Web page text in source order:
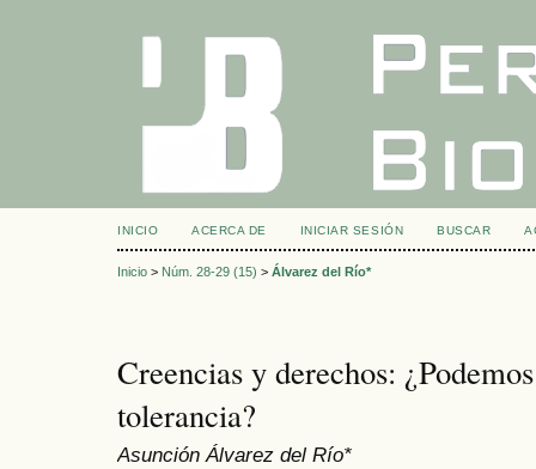
INICIO ACERCA DE INICIAR SESIÓN BUSCAR
Inicio > Núm. 28-29 (15) > Álvarez del Río*
Creencias y derechos:
tolerancia?
Asunción Álvarez del Río*